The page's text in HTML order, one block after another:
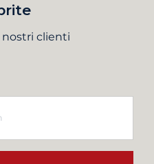
nostri clienti